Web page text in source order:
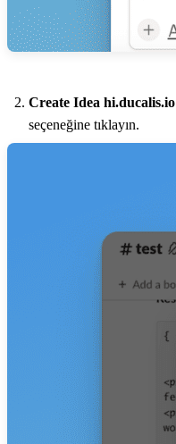
Create Idea hi.ducalis.io
seçeneğine tıklayın.